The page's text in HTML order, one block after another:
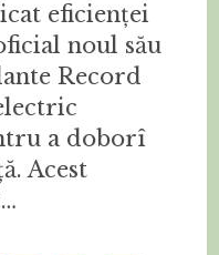
eficienței
noul său
Record
a doborî
Acest